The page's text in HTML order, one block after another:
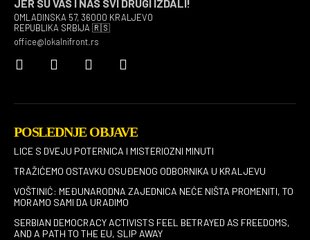
JER SU VAS I NAS SVI DRUGI IZDALI!
OMLADINSKA 57, 36000 KRALJEVO
REPUBLIKA SRBIJA 🇷🇸
office@lokalnifront.rs
POSLEDNJE OBJAVE
LICE S DVEJU POTERNICA I MISTERIOZNI MINUTI
TRAŽIĆEMO OSTAVKU OSUĐENOG ODBORNIKA U KRALJEVU
VOŠTINIĆ: MEĐUNARODNA ZAJEDNICA NEĆE NIŠTA PROMENITI, TO
MORAMO SAMI DA URADIMO
SERBIAN DEMOCRACY ACTIVISTS FEEL BETRAYED AS FREEDOMS,
AND A PATH TO THE EU, SLIP AWAY